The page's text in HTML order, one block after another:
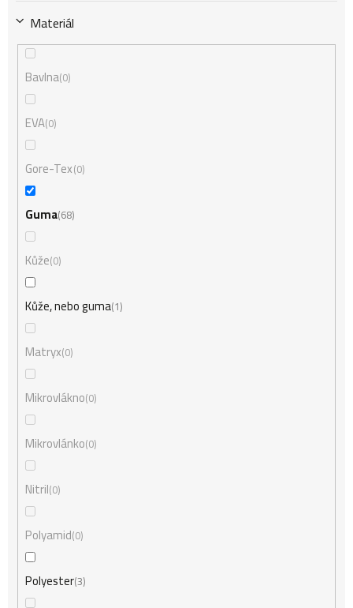
Materiál
Bavlna 0
EVA 0
Gore-Tex 0
Guma 68
Kůže 0
Kůže, nebo guma 1
Matryx 0
Mikrovlákno 0
Mikrovlánko 0
Nitril 0
Polyamid 0
Polyester3